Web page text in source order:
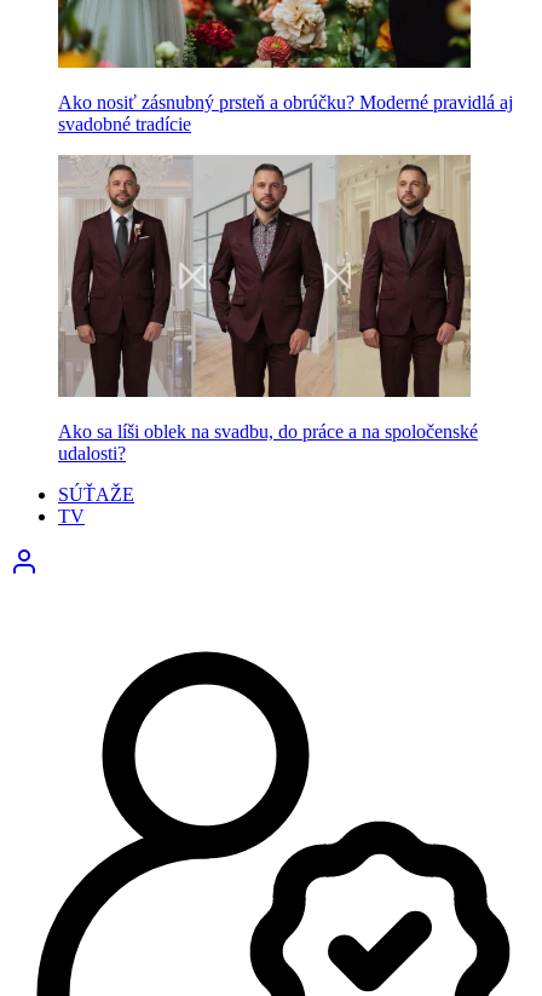
Ako nosiť zásnubný prsteň a obrúčku? Moderné pravidlá aj
svadobné tradície
Ako sa líši oblek na svadbu, do práce a na spoločenské
udalosti?
SÚŤAŽE
TV